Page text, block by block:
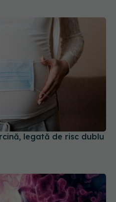
legată de risc dublu